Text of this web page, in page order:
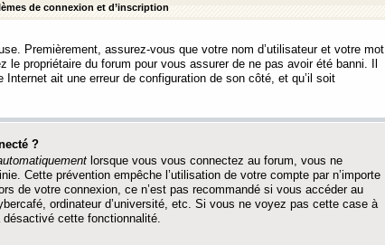
de connexion et d’inscription
Premièrement, assurez-vous que votre nom d’utilisateur et votre mot
propriétaire du forum pour vous assurer de ne pas avoir été banni. Il
ait une erreur de configuration de son côté, et qu’il soit
?
lorsque vous vous connectez au forum, vous ne
Cette prévention empêche l’utilisation de votre compte par n’importe
de votre connexion, ce n’est pas recommandé si vous accéder au
ordinateur d’université, etc. Si vous ne voyez pas cette case à
cette fonctionnalité.